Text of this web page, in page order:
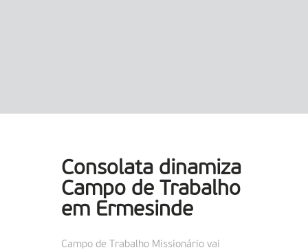
Consolata dinamiza
Campo de Trabalho
em Ermesinde
Campo de Trabalho Missionário vai